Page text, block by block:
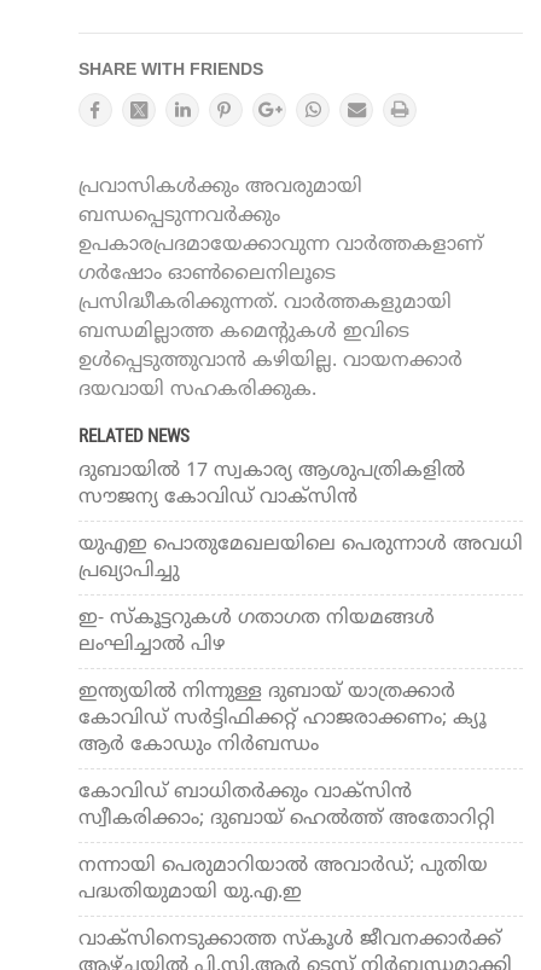
SHARE WITH FRIENDS
പ്രവാസികൾക്കും അവരുമായി
ബന്ധപ്പെടുന്നവർക്കും
ഉപകാരപ്രദമായേക്കാവുന്ന വാർത്തകളാണ്
ഗർഷോം ഓൺലൈനിലൂടെ
പ്രസിദ്ധീകരിക്കുന്നത്. വാർത്തകളുമായി
ബന്ധമില്ലാത്ത കമെന്റുകൾ ഇവിടെ
ഉൾപ്പെടുത്തുവാൻ കഴിയില്ല. വായനക്കാർ
ദയവായി സഹകരിക്കുക.
RELATED NEWS
ദുബായില്‍ 17 സ്വകാര്യ ആശുപത്രികളില്‍
സൗജന്യ കോവിഡ് വാക്‌സിന്‍
യുഎഇ പൊതുമേഖലയിലെ പെരുന്നാള്‍ അവധി
പ്രഖ്യാപിച്ചു
ഇ- സ്‌കൂട്ടറുകള്‍ ഗതാഗത നിയമങ്ങള്‍
ലംഘിച്ചാല്‍ പിഴ
ഇന്ത്യയില്‍ നിന്നുള്ള ദുബായ് യാത്രക്കാര്‍
കോവിഡ് സര്‍ട്ടിഫിക്കറ്റ് ഹാജരാക്കണം; ക്യൂ
ആര്‍ കോഡും നിര്‍ബന്ധം
കോവിഡ് ബാധിതര്‍ക്കും വാക്‌സിന്‍
സ്വീകരിക്കാം; ദുബായ് ഹെല്‍ത്ത് അതോറിറ്റി
നന്നായി പെരുമാറിയാല്‍ അവാര്‍ഡ്; പുതിയ
പദ്ധതിയുമായി യു.എ.ഇ
വാക്‌സിനെടുക്കാത്ത സ്‌കൂള്‍ ജീവനക്കാര്‍ക്ക്